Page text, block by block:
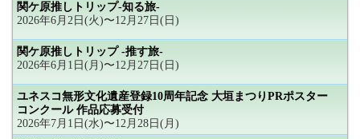
関ケ原推しトリップ-知る旅-
2026年6月2日(火)〜12月27日(日)
関ケ原推しトリップ -推す旅-
2026年6月1日(月)〜12月27日(日)
ユネスコ無形文化遺産登録10周年記念 大垣まつりPRポスター
コンクール 作品応募受付
2026年7月1日(水)〜12月28日(月)